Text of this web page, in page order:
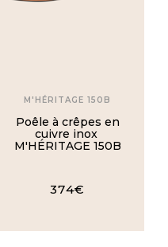
M'HÉRITAGE 150B
Poêle à crêpes en
cuivre inox
M'HÉRITAGE 150B
374€